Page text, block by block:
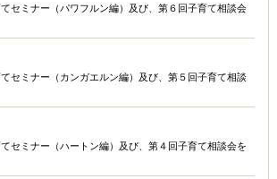
てセミナー（パワフルン編）及び、第６回子育て相談会
てセミナー（カンガエルン編）及び、第５回子育て相談
てセミナー（ハートン編）及び、第４回子育て相談会を